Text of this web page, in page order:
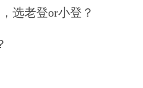
选老登or小登？